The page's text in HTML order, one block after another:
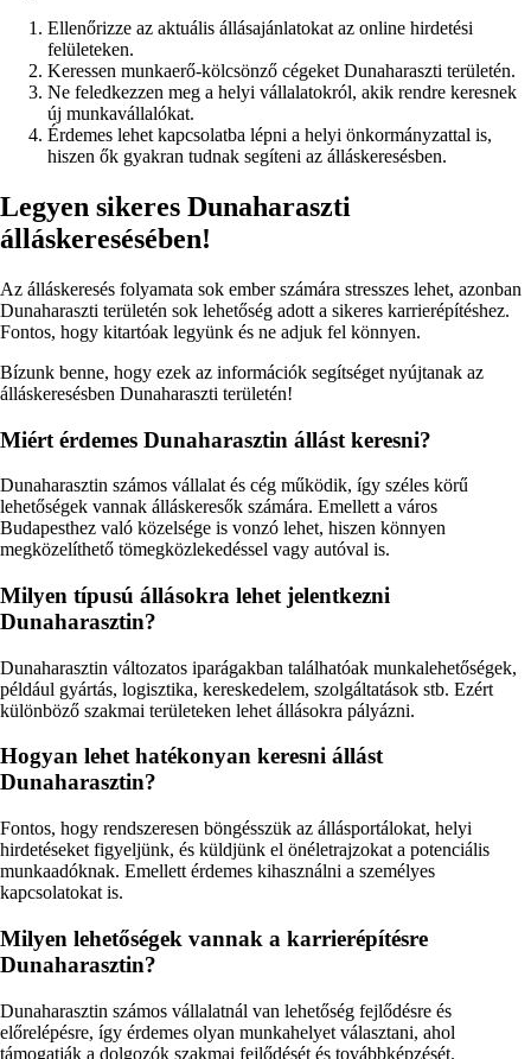
Ellenőrizze az aktuális állásajánlatokat az online hirdetési
felületeken.
Keressen munkaerő-kölcsönző cégeket Dunaharaszti területén.
Ne feledkezzen meg a helyi vállalatokról, akik rendre keresnek
új munkavállalókat.
Érdemes lehet kapcsolatba lépni a helyi önkormányzattal is,
hiszen ők gyakran tudnak segíteni az álláskeresésben.
Legyen sikeres Dunaharaszti
álláskeresésében!
Az álláskeresés folyamata sok ember számára stresszes lehet, azonban
Dunaharaszti területén sok lehetőség adott a sikeres karrierépítéshez.
Fontos, hogy kitartóak legyünk és ne adjuk fel könnyen.
Bízunk benne, hogy ezek az információk segítséget nyújtanak az
álláskeresésben Dunaharaszti területén!
Miért érdemes Dunaharasztin állást keresni?
Dunaharasztin számos vállalat és cég működik, így széles körű
lehetőségek vannak álláskeresők számára. Emellett a város
Budapesthez való közelsége is vonzó lehet, hiszen könnyen
megközelíthető tömegközlekedéssel vagy autóval is.
Milyen típusú állásokra lehet jelentkezni
Dunaharasztin?
Dunaharasztin változatos iparágakban találhatóak munkalehetőségek,
például gyártás, logisztika, kereskedelem, szolgáltatások stb. Ezért
különböző szakmai területeken lehet állásokra pályázni.
Hogyan lehet hatékonyan keresni állást
Dunaharasztin?
Fontos, hogy rendszeresen böngésszük az állásportálokat, helyi
hirdetéseket figyeljünk, és küldjünk el önéletrajzokat a potenciális
munkaadóknak. Emellett érdemes kihasználni a személyes
kapcsolatokat is.
Milyen lehetőségek vannak a karrierépítésre
Dunaharasztin?
Dunaharasztin számos vállalatnál van lehetőség fejlődésre és
előrelépésre, így érdemes olyan munkahelyet választani, ahol
támogatják a dolgozók szakmai fejlődését és továbbképzését.